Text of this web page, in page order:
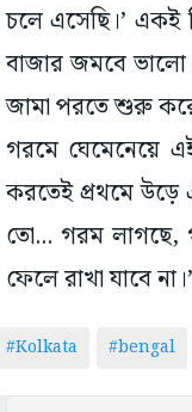
চলে এসেছি।’ একই
বাজার জমবে
জামা পরতে শুরু
গরমে ঘেমেনেয়ে
করতেই প্রথমে উড়ে
তো... গরম লাগছে,
ফেলে রাখা যাবে না।’
#Kolkata #bengal